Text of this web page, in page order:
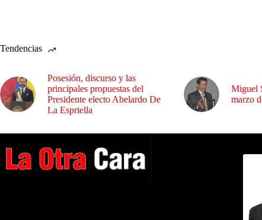
Tendencias
Posesión, discurso y las
principales propuestas del
Presidente electo Abelardo De
La Espriella
Miguel
marzo